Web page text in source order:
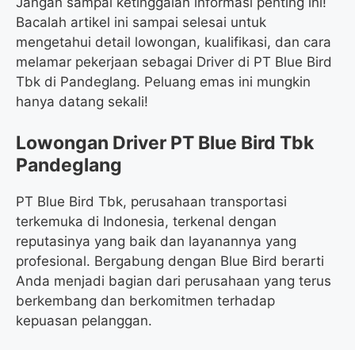
Bacalah artikel ini sampai selesai untuk
mengetahui detail lowongan, kualifikasi, dan cara
melamar pekerjaan sebagai Driver di PT Blue Bird
Tbk di Pandeglang. Peluang emas ini mungkin
hanya datang sekali!
Lowongan Driver PT Blue Bird Tbk
Pandeglang
PT Blue Bird Tbk, perusahaan transportasi
terkemuka di Indonesia, terkenal dengan
reputasinya yang baik dan layanannya yang
profesional. Bergabung dengan Blue Bird berarti
Anda menjadi bagian dari perusahaan yang terus
berkembang dan berkomitmen terhadap
kepuasan pelanggan.